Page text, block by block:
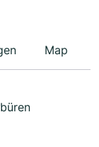
Map